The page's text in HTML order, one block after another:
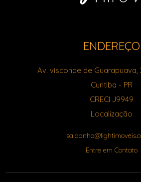
ENDEREÇO
Av. visconde de Guarapuava,
Curitiba - PR
CRECI J9949
Localização
Entre em Contato